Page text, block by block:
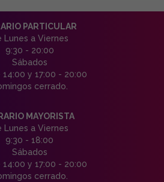
PARTICULAR
Lunes a Viernes
9:30 - 20:00
Sábados
14:00 y 17:00 - 20:00
cerrado.
MAYORISTA
Lunes a Viernes
9:30 - 18:00
Sábados
14:00 y 17:00 - 20:00
cerrado.